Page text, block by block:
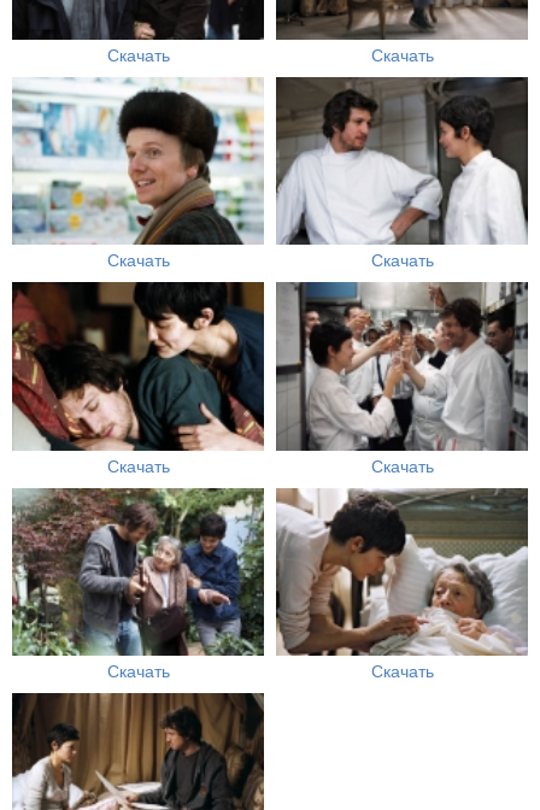
Скачать Скачать
Скачать Скачать
Скачать Скачать
Скачать Скачать